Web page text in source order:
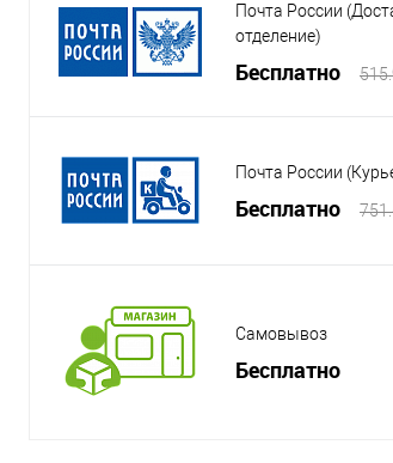
Почта России
отделение)
Бесплатно
Почта России
Бесплатно
Самовывоз
Бесплатно